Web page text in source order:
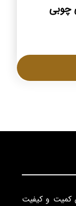
کمیت و کیفیت